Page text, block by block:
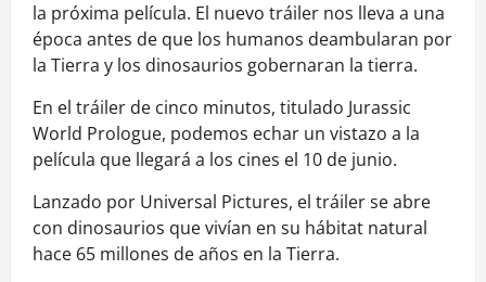
la próxima película. El nuevo tráiler nos lleva a una
época antes de que los humanos deambularan por
la Tierra y los dinosaurios gobernaran la tierra.
En el tráiler de cinco minutos, titulado Jurassic
World Prologue, podemos echar un vistazo a la
película que llegará a los cines el 10 de junio.
Lanzado por Universal Pictures, el tráiler se abre
con dinosaurios que vivían en su hábitat natural
hace 65 millones de años en la Tierra.